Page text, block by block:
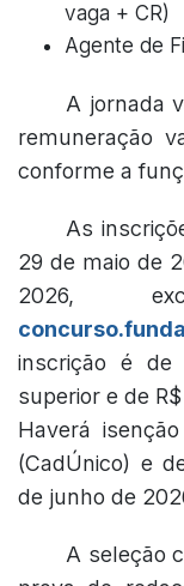
vaga + CR)
Agente de
A jornada
remuneração
conforme a
As
29 de maio de
2026,
inscrição é
superior e de
Haverá
(CadÚnico) e
de junho de
A seleção